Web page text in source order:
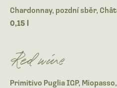
Chardonnay, pozdní sběr,
0,15 l
Red wine
Primitivo Puglia IGP,